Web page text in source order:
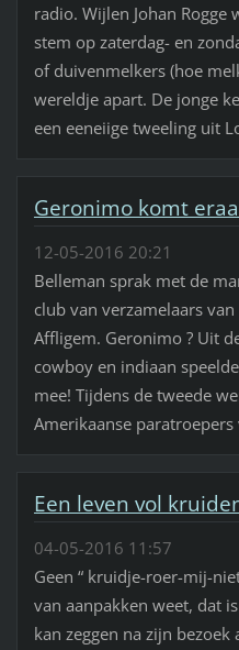
radio. Wijlen Johan Rogge
stem op zaterdag- en
of duivenmelkers (hoe
wereldje apart. De jonge
een eeneiige tweeling uit
Geronimo komt
12-05-2016 20:21
Belleman sprak met de
club van verzamelaars
Affligem. Geronimo ? Uit
cowboy en indiaan
mee! Tijdens de tweede
Amerikaanse
Een leven vol
04-05-2016 11:57
Geen “ kruidje-roer-mij-
van aanpakken weet, dat
kan zeggen na zijn